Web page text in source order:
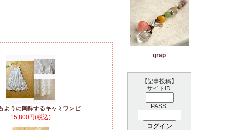
ように陶酔するキャミワンピ
15,800円(税込)
grap
【記事投稿】
サイトID:
PASS: